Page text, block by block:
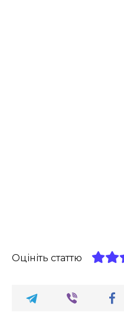
Оцініть статтю